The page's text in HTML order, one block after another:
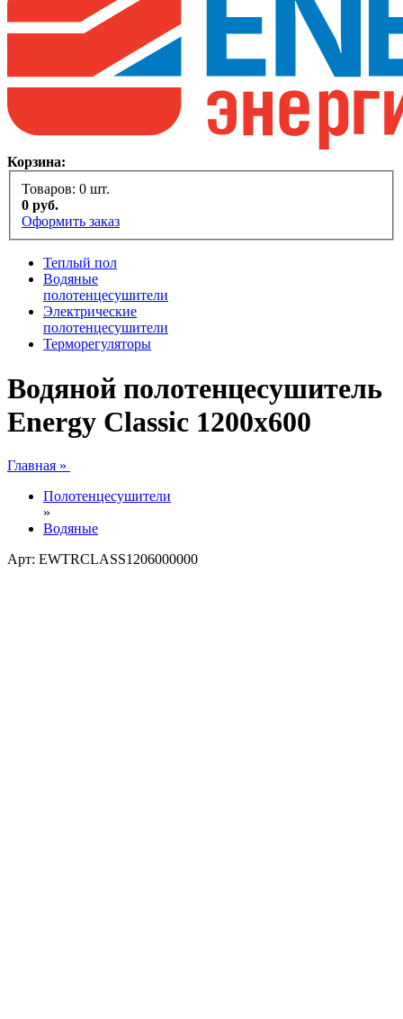
Корзина:
Товаров: 0 шт.
0 руб.
Оформить заказ
Теплый пол
Водяные
полотенцесушители
Электрические
полотенцесушители
Терморегуляторы
Водяной полотенцесушитель
Energy Classic 1200x600
Главная »
Полотенцесушители
»
Водяные
Арт: EWTRCLASS1206000000